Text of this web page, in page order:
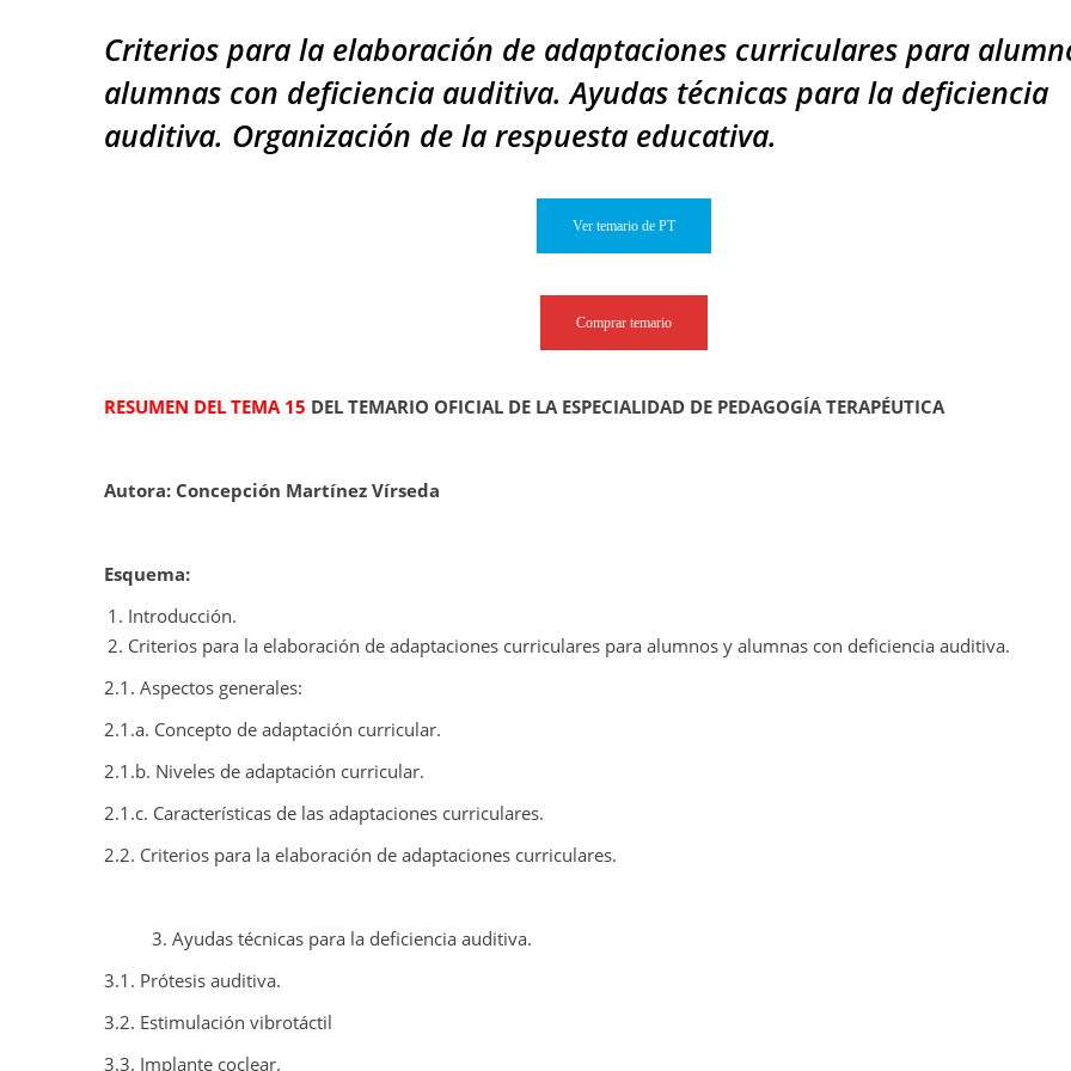
Criterios para la elaboración de adaptaciones curriculares para
alumnas con deficiencia auditiva. Ayudas técnicas para la deficiencia
auditiva. Organización de la respuesta educativa.
Ver temario de PT
Comprar temario
RESUMEN DEL TEMA 15 DEL TEMARIO OFICIAL DE LA ESPECIALIDAD DE PEDAGOGÍA TERAPÉUTICA
Autora: Concepción Martínez Vírseda
Esquema:
Introducción.
Criterios para la elaboración de adaptaciones curriculares para alumnos y alumnas con deficiencia auditiva.
2.1. Aspectos generales:
2.1.a. Concepto de adaptación curricular.
2.1.b. Niveles de adaptación curricular.
2.1.c. Características de las adaptaciones curriculares.
2.2. Criterios para la elaboración de adaptaciones curriculares.
3. Ayudas técnicas para la deficiencia auditiva.
3.1. Prótesis auditiva.
3.2. Estimulación vibrotáctil
3.3. Implante coclear.